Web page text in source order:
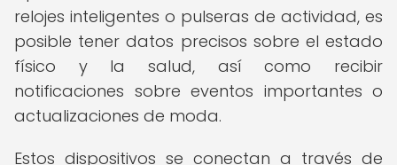
relojes inteligentes o pulseras de actividad, es
posible tener datos precisos sobre el estado
físico y la salud, así como recibir
notificaciones sobre eventos importantes o
actualizaciones de moda.
Estos dispositivos se conectan a través de